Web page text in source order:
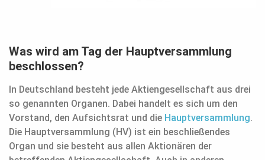
Was wird am Tag der Hauptversammlung
beschlossen?
In Deutschland besteht jede Aktiengesellschaft aus drei
so genannten Organen. Dabei handelt es sich um den
Vorstand, den Aufsichtsrat und die Hauptversammlung.
Die Hauptversammlung (HV) ist ein beschließendes
Organ und sie besteht aus allen Aktionären der